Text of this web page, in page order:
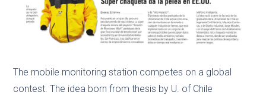
The mobile monitoring station competes on a global
contest. The idea born from thesis by U. of Chile